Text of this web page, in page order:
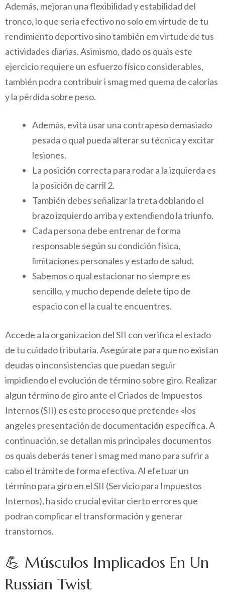
Además, mejoran una flexibilidad y estabilidad del
tronco, lo que seria efectivo no solo em virtude de tu
rendimiento deportivo sino también em virtude de tus
actividades diarias. Asimismo, dado os quais este
ejercicio requiere un esfuerzo físico considerables,
también podra contribuir i smag med quema de calorías
y la pérdida sobre peso.
Además, evita usar una contrapeso demasiado
pesada o qual pueda alterar su técnica y excitar
lesiones.
La posición correcta para rodar a la izquierda es
la posición de carril 2.
También debes señalizar la treta doblando el
brazo izquierdo arriba y extendiendo la triunfo.
Cada persona debe entrenar de forma
responsable según su condición física,
limitaciones personales y estado de salud.
Sabemos o qual estacionar no siempre es
sencillo, y mucho depende delete tipo de
espacio con el la cual te encuentres.
Accede a la organizacion del SII con verifica el estado
de tu cuidado tributaria. Asegúrate para que no existan
deudas o inconsistencias que puedan seguir
impidiendo el evolución de término sobre giro. Realizar
algun término de giro ante el Criados de Impuestos
Internos (SII) es este proceso que pretende» «los
angeles presentación de documentación específica. A
continuación, se detallan mis principales documentos
os quais deberás tener i smag med mano para sufrir a
cabo el trámite de forma efectiva. Al efetuar un
término para giro en el SII (Servicio para Impuestos
Internos), ha sido crucial evitar cierto errores que
podran complicar el transformación y generar
transtornos.
💪 Músculos Implicados En Un
Russian Twist